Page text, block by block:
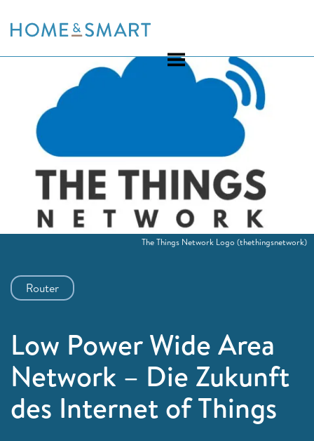
to
Router
Low Power Wide Area
Network – Die Zukunft
des Internet of Things
The Things Network Logo (thethingsnetwork)